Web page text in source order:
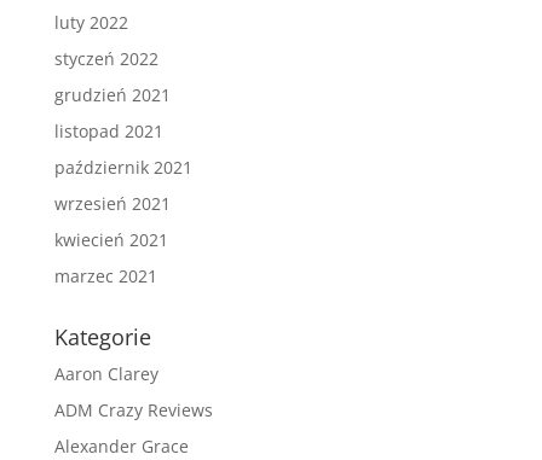
luty 2022
styczeń 2022
grudzień 2021
listopad 2021
październik 2021
wrzesień 2021
kwiecień 2021
marzec 2021
Kategorie
Aaron Clarey
ADM Crazy Reviews
Alexander Grace